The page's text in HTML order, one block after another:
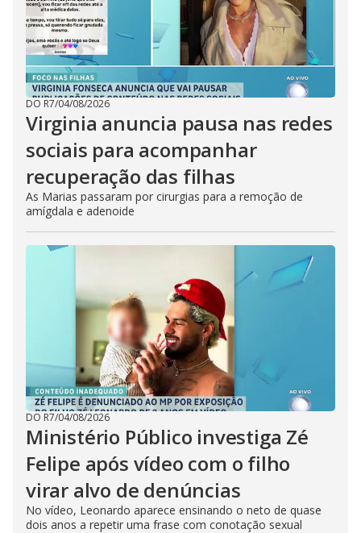
DO R7/04/08/2026
Virginia anuncia pausa nas redes
sociais para acompanhar
recuperação das filhas
As Marias passaram por cirurgias para a remoção de
amígdala e adenoide
DO R7/04/08/2026
Ministério Público investiga Zé
Felipe após vídeo com o filho
virar alvo de denúncias
No vídeo, Leonardo aparece ensinando o neto de quase
dois anos a repetir uma frase com conotação sexual